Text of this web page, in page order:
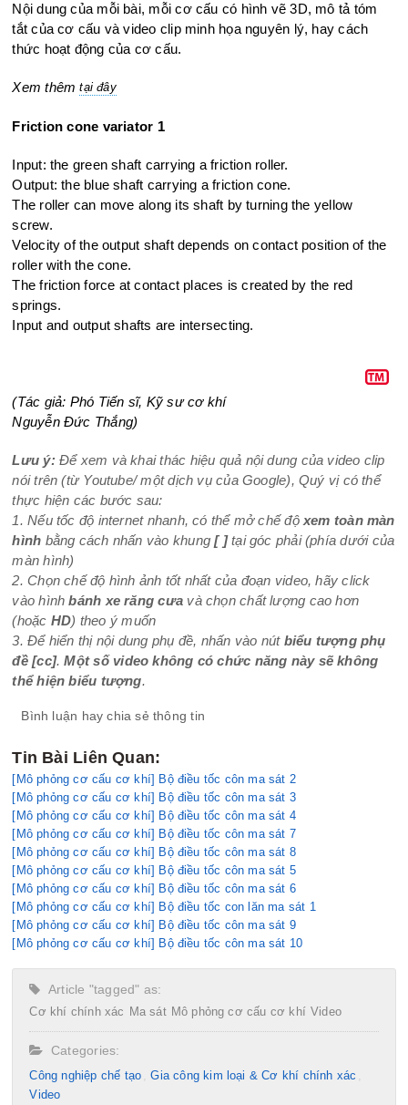
Nội dung của mỗi bài, mỗi cơ cấu có hình vẽ 3D, mô tả tóm
tắt của cơ cấu và video clip minh họa nguyên lý, hay cách
thức hoạt động của cơ cấu.
Xem thêmtại đây
Friction cone variator 1
Input: the green shaft carrying a friction roller.
Output: the blue shaft carrying a friction cone.
The roller can move along its shaft by turning the yellow
screw.
Velocity of the output shaft depends on contact position of the
rollerwith the cone.
The friction force at contact places is created by the red
springs.
Input and output shafts are intersecting.
(Tác giả: Phó Tiến sĩ, Kỹ sư cơ khí
Nguyễn Đức Thắng)
Lưu ý:Để xem và khai thác hiệu quả nội dung của video clip
nói trên (từ Youtube/ một dịch vụ của Google), Quý vị có thể
thực hiện các bước sau:
1. Nếu tốc độ internet nhanh, có thể mở chế độxem toàn màn
hình bằng cách nhấn vào khung[ ]tại góc phải (phía dưới của
màn hình)
2. Chọn chế độ hình ảnh tốt nhất của đoạn video, hãy click
vào hìnhbánh xe răng cưa và chọn chất lượng cao hơn
(hoặc HD) theo ý muốn
3. Để hiển thị nội dung phụ đề, nhấn vào nút biểu tượng phụ
đề [cc].Một số video không có chức năng này sẽ không
thể hiện biểu tượng.
Bình luận hay chia sẻ thông tin
Tin Bài Liên Quan:
[Mô phỏng cơ cấu cơ khí] Bộ điều tốc côn ma sát 2
[Mô phỏng cơ cấu cơ khí] Bộ điều tốc côn ma sát 3
[Mô phỏng cơ cấu cơ khí] Bộ điều tốc côn ma sát 4
[Mô phỏng cơ cấu cơ khí] Bộ điều tốc côn ma sát 7
[Mô phỏng cơ cấu cơ khí] Bộ điều tốc côn ma sát 8
[Mô phỏng cơ cấu cơ khí] Bộ điều tốc côn ma sát 5
[Mô phỏng cơ cấu cơ khí] Bộ điều tốc côn ma sát 6
[Mô phỏng cơ cấu cơ khí] Bộ điều tốc con lăn ma sát 1
[Mô phỏng cơ cấu cơ khí] Bộ điều tốc côn ma sát 9
[Mô phỏng cơ cấu cơ khí] Bộ điều tốc côn ma sát 10
Article "tagged" as:
Cơ khí chính xác Ma sát Mô phỏng cơ cấu cơ khí Video
Categories:
Công nghiệp chế tạo​
Gia công kim loại & Cơ khí chính xác
Video